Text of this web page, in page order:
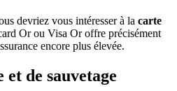
devriez vous intéresser à la carte
Or ou Visa Or offre précisément
encore plus élevée.
de sauvetage